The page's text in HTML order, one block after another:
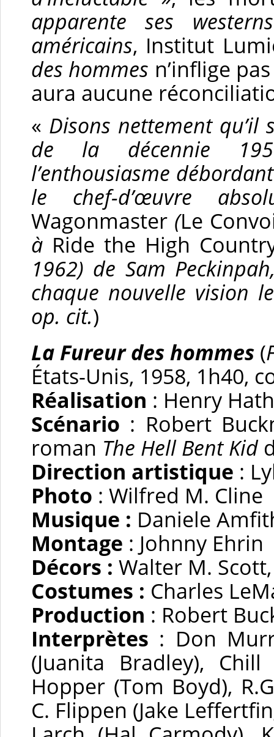
apparente ses
américains, Institut
des hommes n’inflige
aura aucune
« Disons nettement qu’il
de la décennie
l’enthousiasme
le chef-d’œuvre
Wagonmaster (Le
à Ride the High
1962) de Sam
chaque nouvelle vision
op. cit.)
La Fureur des hommes (
États-Unis, 1958, 1h40,
Réalisation : Henry
Scénario : Robert
roman The Hell Bent Kid
Direction artistique :
Photo : Wilfred M. Cline
Musique : Daniele
Montage : Johnny Ehrin
Décors : Walter M.
Costumes : Charles
Production : Robert
Interprètes : Don
(Juanita Bradley),
Hopper (Tom Boyd),
C. Flippen (Jake